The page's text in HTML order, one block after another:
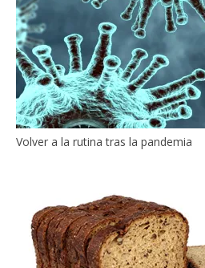
Volver a la rutina tras la pandemia